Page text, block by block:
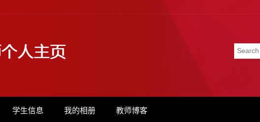
学生信息 我的相册 教师博客